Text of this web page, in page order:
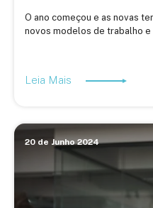
O ano começou e as novas
novos modelos de trabalho
Leia Mais
20 de Junho 2024